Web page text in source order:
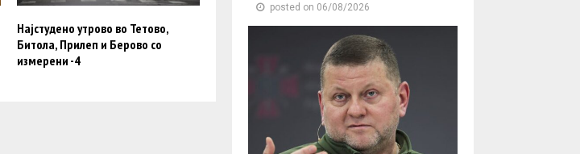
Најстудено утрово во Тетово,
Битола, Прилеп и Берово со
измерени -4
posted on 06/08/2026